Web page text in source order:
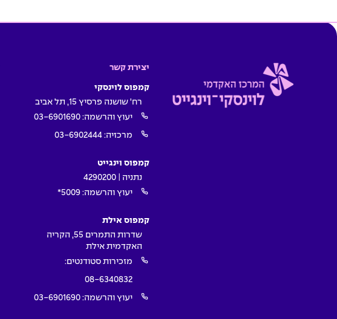
יצירת קשר
קמפוס לוינסקי
רח' שושנה פרסיץ 15, תל אביב
יעוץ והרשמה: 03-6901690
מרכזיה: 03-6902444
קמפוס וינגייט
נתניה | 4290200
יעוץ והרשמה: 5009*
קמפוס אילת
שדרות התמרים 55, הקריה
האקדמית אילת
מזכירות סטודנטים:
08-6340832
יעוץ והרשמה: 03-6901690